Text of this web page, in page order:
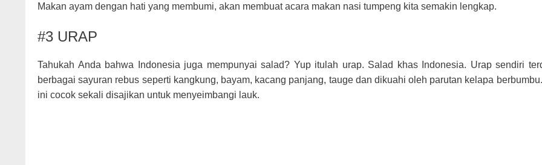
Makan ayam dengan hati yang membumi, akan membuat acara makan nasi tumpeng kita semakin lengkap.
#3 URAP
Tahukah Anda bahwa Indonesia juga mempunyai salad? Yup itulah urap. Salad khas Indonesia. Urap sendiri
berbagai sayuran rebus seperti kangkung, bayam, kacang panjang, tauge dan dikuahi oleh parutan kelapa
ini cocok sekali disajikan untuk menyeimbangi lauk.